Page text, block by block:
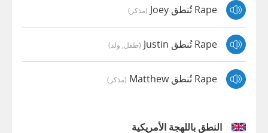
Rape تُنطق Joey (مذكر)
Rape تُنطق Justin (طفل, ولد)
Rape تُنطق Matthew (مذكر)
النطق باللهجة الأمريكية